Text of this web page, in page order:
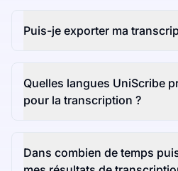
Puis-je exporter ma
Quelles langues UniScribe
pour la transcription ?
Dans combien de temps